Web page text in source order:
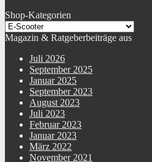
Shop-Kategorien
Magazin & Ratgeberbeiträge aus
Juli 2026
September 2025
Januar 2025
September 2023
August 2023
Juli 2023
Februar 2023
Januar 2023
März 2022
November 2021